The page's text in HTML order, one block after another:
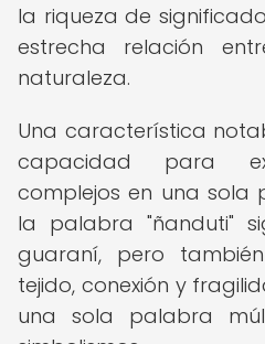
la riqueza de
estrecha relación
naturaleza.
Una característica
capacidad para
complejos en una sola
la palabra "ñanduti"
guaraní, pero
tejido, conexión y
una sola palabra